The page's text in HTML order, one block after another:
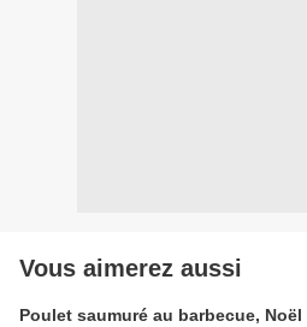
Vous aimerez aussi
Poulet saumuré au barbecue, Noël